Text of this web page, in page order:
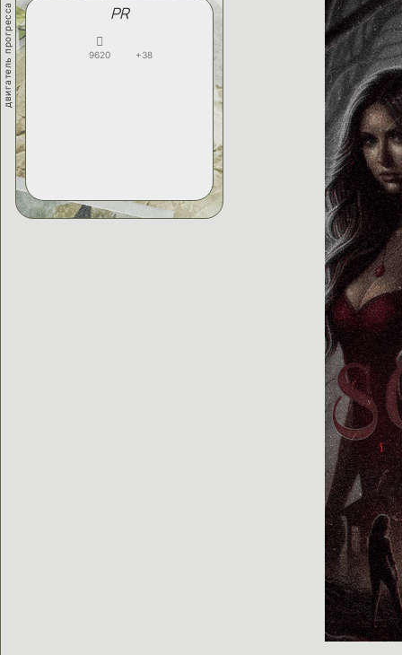
двигатель прогресса PR
9620 +38